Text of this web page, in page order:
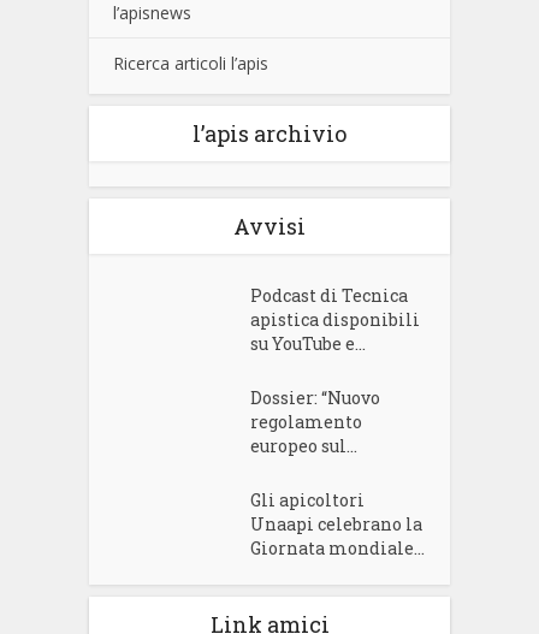
l’apisnews
Ricerca articoli l’apis
l’apis archivio
Avvisi
Podcast di Tecnica
apistica disponibili
su YouTube e...
Dossier: “Nuovo
regolamento
europeo sul...
Gli apicoltori
Unaapi celebrano la
Giornata mondiale...
Link amici